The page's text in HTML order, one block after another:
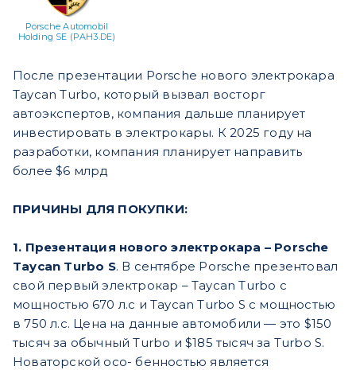
Porsche Automobil
Holding SE (PAH3.DE)
После презентации Porsche нового электрокара
Taycan Turbo, который вызвал восторг
автоэкспертов, компания дальше планирует
инвестировать в электрокары. К 2025 году на
разработки, компания планирует направить
более $6 млрд
ПРИЧИНЫ ДЛЯ ПОКУПКИ:
1. Презентация нового электрокара – Porsche
Taycan Turbo S. В сентябре Porsche презентовал
свой первый электрокар – Taycan Turbo с
мощностью 670 л.с и Taycan Turbo S с мощностью
в 750 л.с. Цена на данные автомобили — это $150
тысяч за обычный Turbo и $185 тысяч за Turbo S.
Новаторской осо- бенностью является